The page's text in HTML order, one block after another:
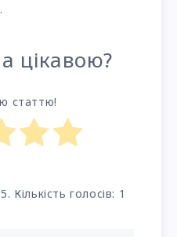
цікавою?
статтю!
Кількість голосів: 1